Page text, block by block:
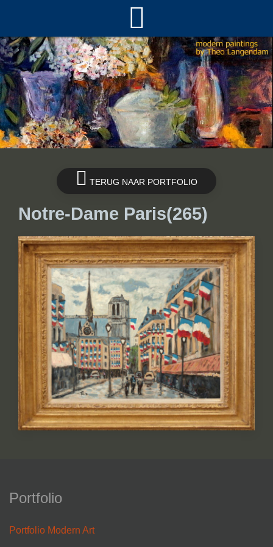
TERUG NAAR PORTFOLIO
Notre-Dame Paris(265)
Portfolio
Portfolio Modern Art